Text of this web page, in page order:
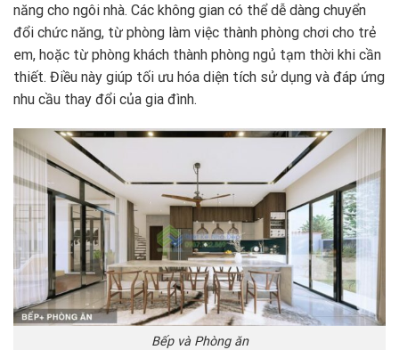
năng cho ngôi nhà. Các không gian có thể dễ dàng chuyển
đổi chức năng, từ phòng làm việc thành phòng chơi cho trẻ
em, hoặc từ phòng khách thành phòng ngủ tạm thời khi cần
thiết. Điều này giúp tối ưu hóa diện tích sử dụng và đáp ứng
nhu cầu thay đổi của gia đình.
Bếp và Phòng ăn